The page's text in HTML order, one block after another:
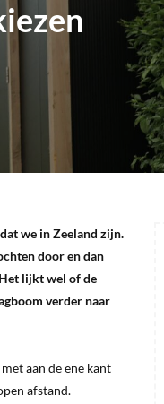
we in Zeeland zijn.
door en dan
lijkt wel of de
verder naar
aan de ene kant
afstand.